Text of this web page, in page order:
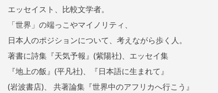
エッセイスト、比較文学者。
「世界」の端っこやマイノリティ、
日本人のポジションについて、考えながら歩く人。
著書に詩集『天気予報』(紫陽社)、エッセイ集
『地上の飯』(平凡社)、『日本語に生まれて』
(岩波書店)、 共著論集『世界中のアフリカへ行こう』